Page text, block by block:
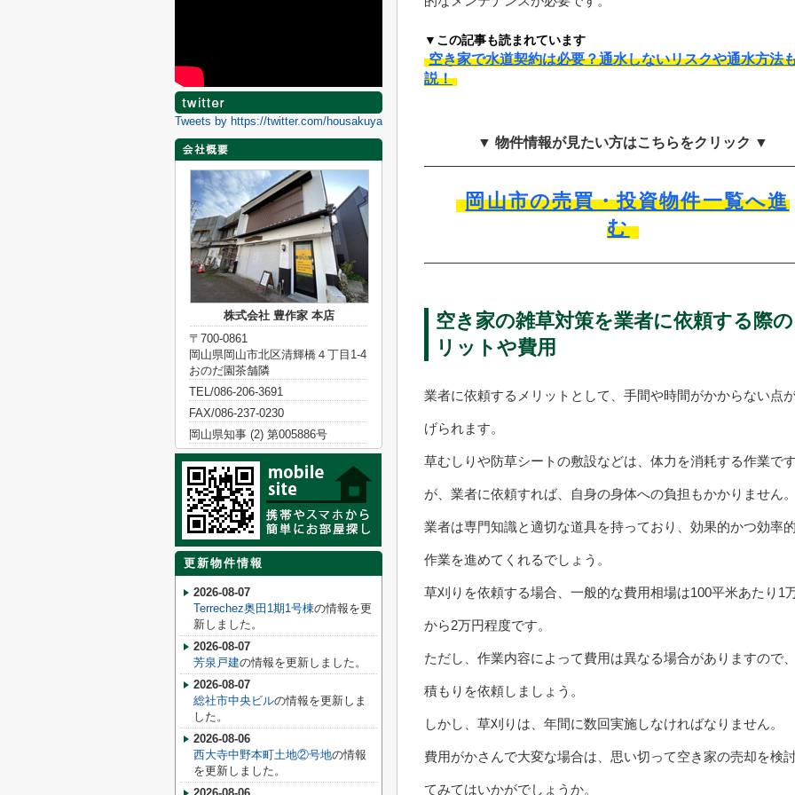
▼この記事も読まれています
空き家で水道契約は必要？通水しないリスクや通水方法
説！
▼ 物件情報が見たい方はこちらをクリック ▼
岡山市の売買・投資物件一覧へ進
む
空き家の雑草対策を業者に依頼する際の
リットや費用
業者に依頼するメリットとして、手間や時間がかからない点
げられます。
草むしりや防草シートの敷設などは、体力を消耗する作業です
が、業者に依頼すれば、自身の身体への負担もかかりません。
業者は専門知識と適切な道具を持っており、効果的かつ効率
作業を進めてくれるでしょう。
草刈りを依頼する場合、一般的な費用相場は100平米あたり1
から2万円程度です。
ただし、作業内容によって費用は異なる場合がありますので
積もりを依頼しましょう。
しかし、草刈りは、年間に数回実施しなければなりません。
費用がかさんで大変な場合は、思い切って空き家の売却を検
てみてはいかがでしょうか。
Tweets by https://twitter.com/housakuya
株式会社 豊作家 本店
〒700-0861
岡山県岡山市北区清輝橋４丁目1-4
おのだ園茶舗隣
TEL/086-206-3691
FAX/086-237-0230
岡山県知事 (2) 第005886号
更新物件情報
2026-08-07
Terrechez奥田1期1号棟の情報を更
新しました。
2026-08-07
芳泉戸建の情報を更新しました。
2026-08-07
総社市中央ビルの情報を更新しま
した。
2026-08-06
西大寺中野本町土地②号地の情報
を更新しました。